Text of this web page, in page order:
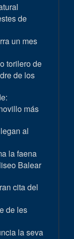
de
un mes
torilero de
de los
más
al
la faena
Balear
cita del
de les
la seva